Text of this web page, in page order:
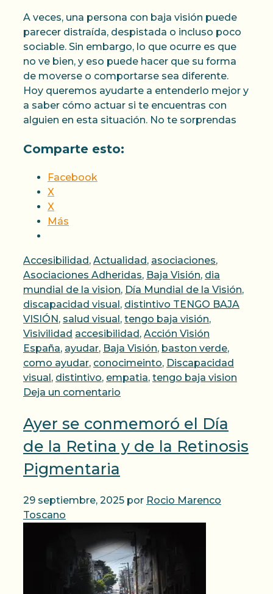
A veces, una persona con baja visión puede
parecer distraída, despistada o incluso poco
sociable. Sin embargo, lo que ocurre es que
no ve bien, y eso puede hacer que su forma
de moverse o comportarse sea diferente.
Hoy queremos ayudarte a entenderlo mejor y
a saber cómo actuar si te encuentras con
alguien en esta situación. No te sorprendas
Comparte esto:
Facebook
X
X
Más
Categorías
Accesibilidad , Actualidad , asociaciones,
Asociaciones Adheridas, Baja Visión, dia
mundial de la vision, Día Mundial de la Visión,
discapacidad visual , distintivo TENGO BAJA
VISIÓN , salud visual , tengo baja visión,
Visivilidad Etiquetas
accesibilidad , Acción Visión
España, ayudar, Baja Visión, baston verde,
como ayudar, conocimeinto, Discapacidad
visual , distintivo, empatia, tengo baja vision
Deja un comentario
Ayer se conmemoró el Día
de la Retina y de la Retinosis
Pigmentaria
29 septiembre, 2025 por Rocio Marenco
Toscano